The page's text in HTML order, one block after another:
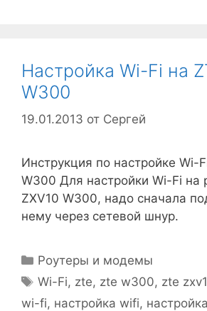
Настройка Wi-Fi на
W300
19.01.2013 от Сергей
Инструкция по настройке Wi-
W300 Для настройки Wi-Fi на
ZXV10 W300, надо сначала
нему через сетевой шнур.
Рубрики
Роутеры и модемы
Метки
Wi-Fi, zte, zte w300, zte
wi-fi, настройка wifi,